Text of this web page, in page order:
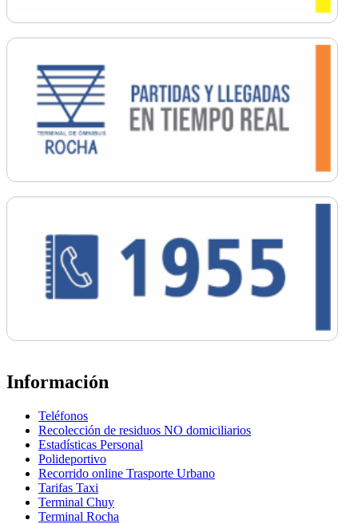
Información
Teléfonos
Recolección de residuos NO domiciliarios
Estadísticas Personal
Polideportivo
Recorrido online Trasporte Urbano
Tarifas Taxi
Terminal Chuy
Terminal Rocha